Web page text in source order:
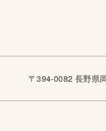
〒394-0082 長野県